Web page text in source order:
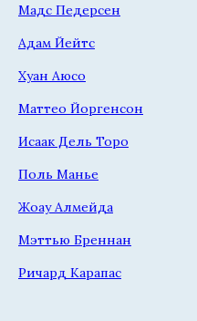
Мадс Педерсен
Адам Йейтс
Хуан Аюсо
Маттео Йоргенсон
Исаак Дель Торо
Поль Манье
Жоау Алмейда
Мэттью Бреннан
Ричард Карапас